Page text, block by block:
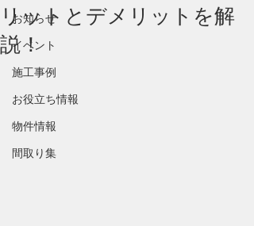
お知らせ
イベント
施工事例
お役立ち情報
物件情報
間取り集
リットとデメリットを解
説！